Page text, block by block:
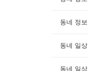
동네 정보
동네 일상
동네 일상